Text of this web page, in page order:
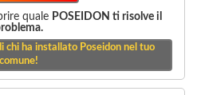
quale POSEIDON ti risolve il
chi ha installato Poseidon nel tuo
comune!